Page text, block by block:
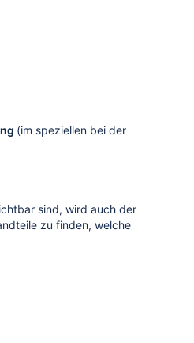
(im speziellen bei der
sind, wird auch der
zu finden, welche